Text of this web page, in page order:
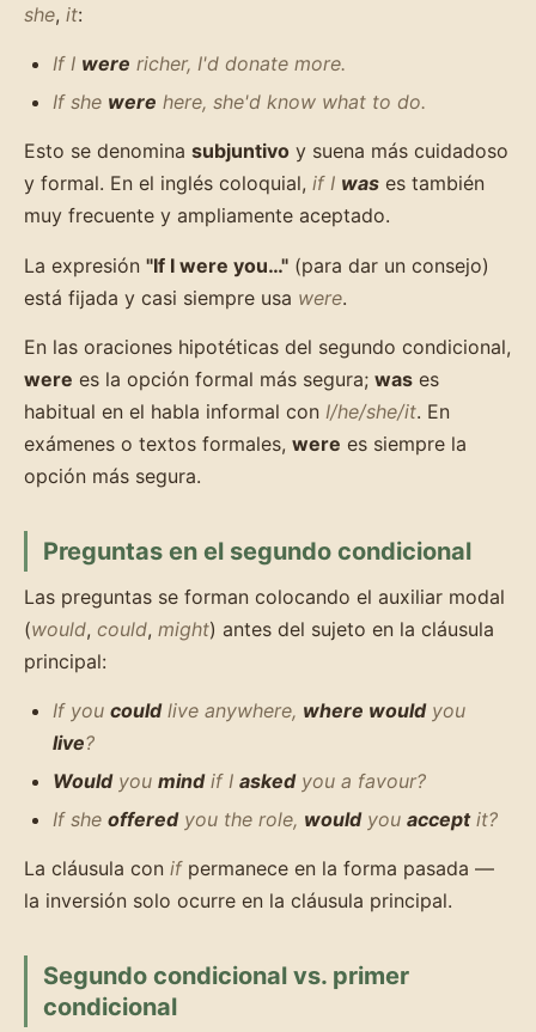
she, it:
If I were richer, I'd donate more.
If she were here, she'd know what to do.
Esto se denomina subjuntivo y suena más cuidadoso
y formal. En el inglés coloquial, if I was es también
muy frecuente y ampliamente aceptado.
La expresión "If I were you…" (para dar un consejo)
está fijada y casi siempre usa were.
En las oraciones hipotéticas del segundo condicional,
were es la opción formal más segura; was es
habitual en el habla informal con I/he/she/it. En
exámenes o textos formales, were es siempre la
opción más segura.
Preguntas en el segundo condicional
Las preguntas se forman colocando el auxiliar modal
(would, could, might) antes del sujeto en la cláusula
principal:
If you couldlive anywhere, where wouldyou
live?
Wouldyou mindif I askedyou a favour?
If she offeredyou the role, wouldyou acceptit?
La cláusula con ifpermanece en la forma pasada —
la inversión solo ocurre en la cláusula principal.
Segundo condicional vs. primer
condicional